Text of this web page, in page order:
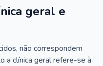
geral e
não correspondem
a clínica geral refere-se à